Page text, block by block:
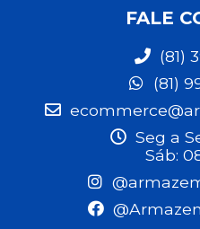
FALE
(81)
(81)
Seg a
Sáb: